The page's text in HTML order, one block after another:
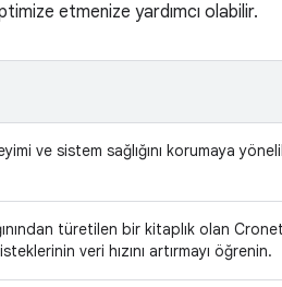
etmenize yardımcı olabilir.
ve sistem sağlığını korumaya
türetilen bir kitaplık olan
veri hızını artırmayı öğrenin.